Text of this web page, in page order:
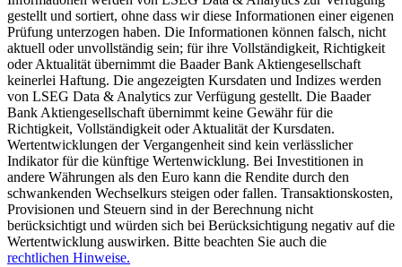
gestellt und sortiert, ohne dass wir diese Informationen einer eigenen
Prüfung unterzogen haben. Die Informationen können falsch, nicht
aktuell oder unvollständig sein; für ihre Vollständigkeit, Richtigkeit
oder Aktualität übernimmt die Baader Bank Aktiengesellschaft
keinerlei Haftung. Die angezeigten Kursdaten und Indizes werden
von LSEG Data & Analytics zur Verfügung gestellt. Die Baader
Bank Aktiengesellschaft übernimmt keine Gewähr für die
Richtigkeit, Vollständigkeit oder Aktualität der Kursdaten.
Wertentwicklungen der Vergangenheit sind kein verlässlicher
Indikator für die künftige Wertenwicklung. Bei Investitionen in
andere Währungen als den Euro kann die Rendite durch den
schwankenden Wechselkurs steigen oder fallen. Transaktionskosten,
Provisionen und Steuern sind in der Berechnung nicht
berücksichtigt und würden sich bei Berücksichtigung negativ auf die
Wertentwicklung auswirken. Bitte beachten Sie auch die
rechtlichen Hinweise.